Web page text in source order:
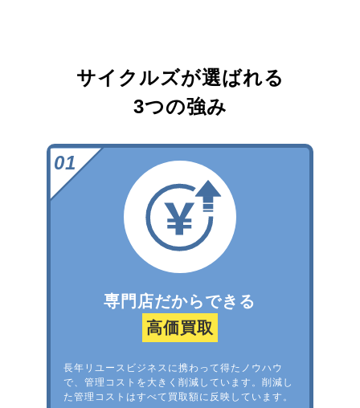
サイクルズが選ばれる
3つの強み
専門店だからできる
高価買取
長年リユースビジネスに携わって得たノウハウ
で、管理コストを大きく削減しています。削減し
た管理コストはすべて買取額に反映しています。